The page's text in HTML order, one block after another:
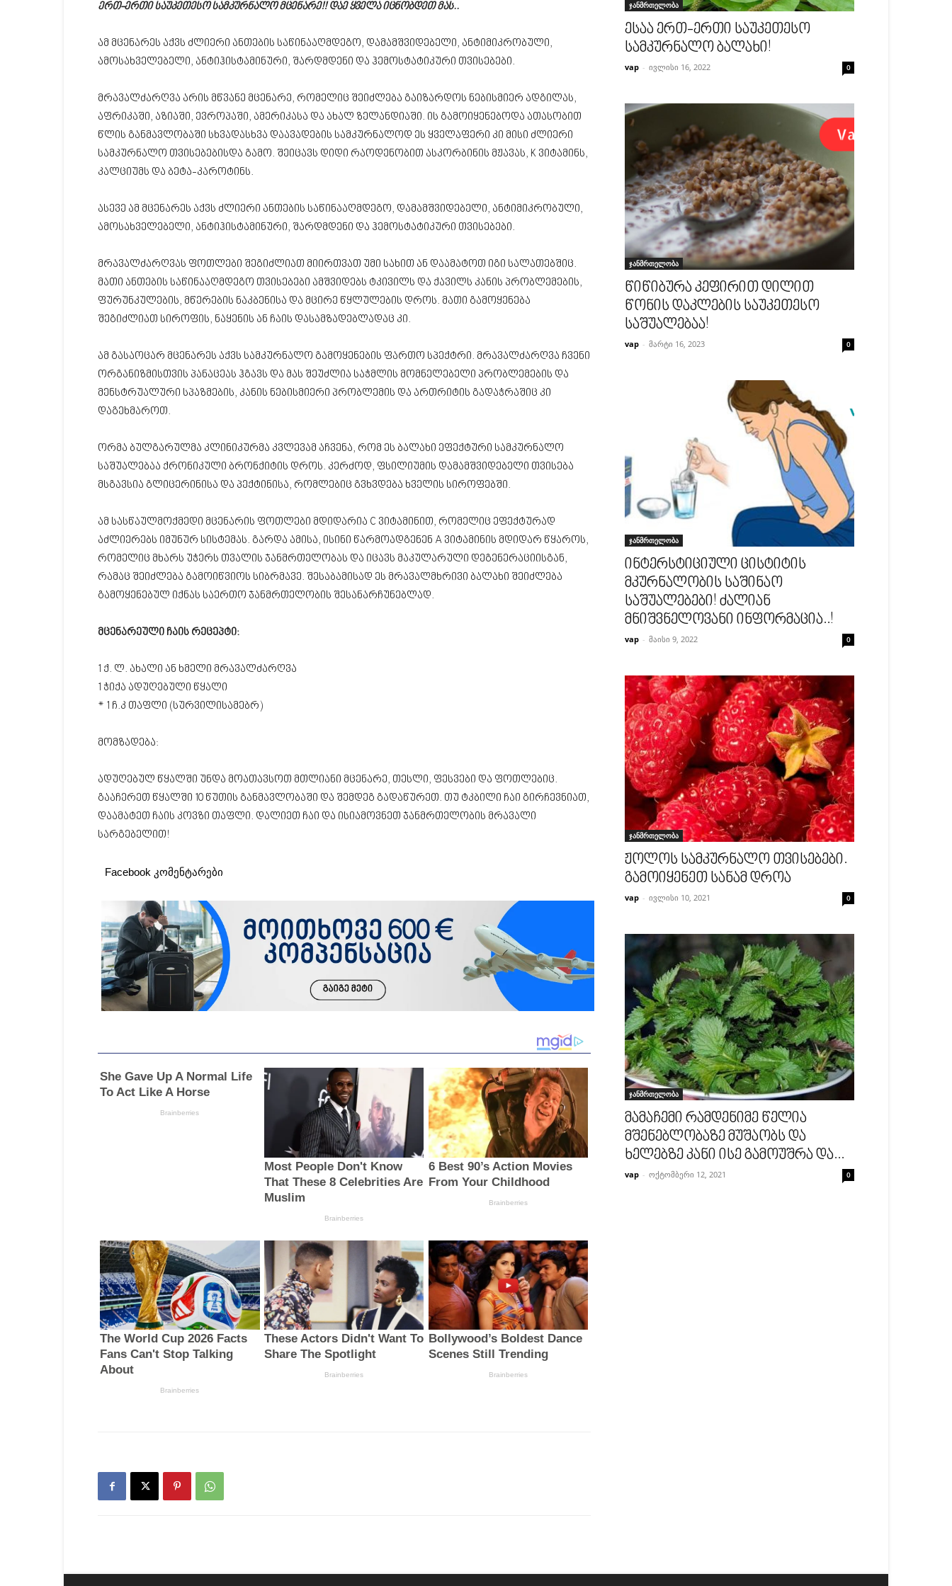
ერთ-ერთი საუკეთესო სამკურნალო მცენარე!! დაე ყველა იცნობდეთ მას..
ამ მცენარეს აქვს ძლიერი ანთების საწინააღმდეგო, დამამშვიდებელი, ანტიმიკრობული,
ამოსახველებელი, ანტიჰისტამინური, შარდმდენი და ჰემოსტატიკური თვისებები.
მრავალძარღვა არის მწვანე მცენარე, რომელიც შეიძლება გაიზარდოს ნებისმიერ ადგილას,
აფრიკაში, აზიაში, ევროპაში, ამერიკასა და ახალ ზელანდიაში. ის გამოიყენებოდა ათასობით
წლის განმავლობაში სხვადასხვა დაავადების სამკურნალოდ ეს ყველაფერი კი მისი ძლიერი
სამკურნალო თვისებებისდა გამო. შეიცავს დიდი რაოდენობით ასკორბინის მჟავას, K ვიტამინს,
კალციუმს და ბეტა-კაროტინს.
ასევე ამ მცენარეს აქვს ძლიერი ანთების საწინააღმდეგო, დამამშვიდებელი, ანტიმიკრობული,
ამოსახველებელი, ანტიჰისტამინური, შარდმდენი და ჰემოსტატიკური თვისებები.
მრავალძარღვას ფოთლები შეგიძლიათ მიირთვათ უმი სახით ან დაამატოთ იგი სალათებშიც.
მათი ანთების საწინააღმდეგო თვისებები ამშვიდებს ტკივილს და ქავილს კანის პრობლემების,
ფურუნკულების, მწერების ნაკბენისა და მცირე წყლულების დროს. მათი გამოყენება
შეგიძლიათ სიროფის, ნაყენის ან ჩაის დასამზადებლადაც კი.
ამ გასაოცარ მცენარეს აქვს სამკურნალო გამოყენების ფართო სპექტრი. მრავალძარღვა ჩვენი
ორგანიზმისთვის პანაცეას ჰგავს და მას შეუძლია საჭმლის მომნელებელი პრობლემების და
მენსტრუალური სპაზმების, კანის ნებისმიერი პრობლემის და ართრიტის გადაჭრაშიც კი
დაგეხმაროთ.
ორმა ბულგარულმა კლინიკურმა კვლევამ აჩვენა, რომ ეს ბალახი ეფექტური სამკურნალო
საშუალებაა ქრონიკული ბრონქიტის დროს. კერძოდ, ფსილიუმის დამამშვიდებელი თვისება
მსგავსია გლიცერინისა და პექტინისა, რომლებიც გვხვდება ხველის სიროფებში.
ამ სასწაულმოქმედი მცენარის ფოთლები მდიდარია C ვიტამინით, რომელიც ეფექტურად
აძლიერებს იმუნურ სისტემას. გარდა ამისა, ისინი წარმოადგენენ A ვიტამინის მდიდარ წყაროს,
რომელიც მხარს უჭერს თვალის ჯანმრთელობას და იცავს მაკულარული დეგენერაციისგან,
რამაც შეიძლება გამოიწვიოს სიბრმავე. შესაბამისად ეს მრავალმხრივი ბალახი შეიძლება
გამოყენებულ იქნას საერთო ჯანმრთელობის შესანარჩუნებლად.
მცენარეული ჩაის რეცეპტი:
1 ქ. ლ. ახალი ან ხმელი მრავალძარღვა
1 ჭიქა ადუღებული წყალი
* 1 ჩ.კ თაფლი (სურვილისამებრ)
მომზადება:
ადუღებულ წყალში უნდა მოათავსოთ მთლიანი მცენარე, თესლი, ფესვები და ფოთლებიც.
გააჩერეთ წყალში 10 წუთის განმავლობაში და შემდეგ გადაწურეთ. თუ ტკბილი ჩაი გირჩევნიათ,
დაამატეთ ჩაის კოვზი თაფლი. დალიეთ ჩაი და ისიამოვნეთ ჯანმრთელობის მრავალი
სარგებელით!
Facebook კომენტარები
ჯანმრთელობა
ესაა ერთ-ერთი საუკეთესო
სამკურნალო ბალახი!
vap - ივლისი 16, 2022 0
ჯანმრთელობა
წიწიბურა კეფირით დილით
წონის დაკლების საუკეთესო
საშუალებაა!
vap - მარტი 16, 2023 0
ჯანმრთელობა
ინტერსტიციული ცისტიტის
მკურნალობის საშინაო
საშუალებები! ძალიან
მნიშვნელოვანი ინფორმაცია..!
vap - მაისი 9, 2022 0
ჯანმრთელობა
ჟოლოს სამკურნალო თვისებები.
გამოიყენეთ სანამ დროა
vap - ივლისი 10, 2021 0
ჯანმრთელობა
მამაჩემი რამდენიმე წელია
მშენებლობაზე მუშაობს და
ხელებზე კანი ისე გამოუშრა და...
vap - ოქტომბერი 12, 2021 0